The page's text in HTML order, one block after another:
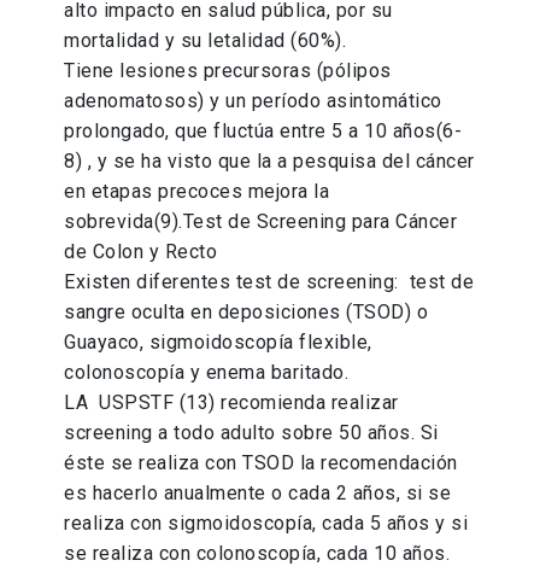
alto impacto en salud pública, por su
mortalidad y su letalidad (60%).
Tiene lesiones precursoras (pólipos
adenomatosos) y un período asintomático
prolongado, que fluctúa entre 5 a 10 años(6-
8) , y se ha visto que la a pesquisa del cáncer
en etapas precoces mejora la
sobrevida(9).Test de Screening para Cáncer
de Colon y Recto
Existen diferentes test de screening: test de
sangre oculta en deposiciones (TSOD) o
Guayaco, sigmoidoscopía flexible,
colonoscopía y enema baritado.
LA USPSTF (13) recomienda realizar
screening a todo adulto sobre 50 años. Si
éste se realiza con TSOD la recomendación
es hacerlo anualmente o cada 2 años, si se
realiza con sigmoidoscopía, cada 5 años y si
se realiza con colonoscopía, cada 10 años.